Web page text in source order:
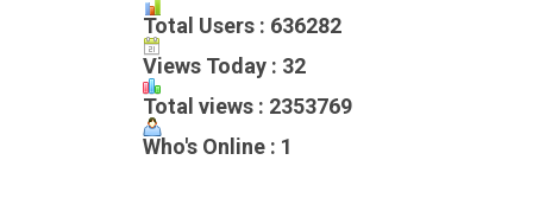
Total Users : 636282
Views Today : 32
Total views : 2353769
Who's Online : 1